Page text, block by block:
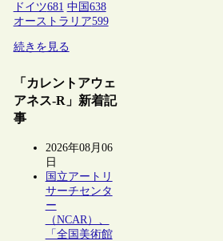
ドイツ681 中国 638
オーストラリア599
続きを見る
「カレントアウェ
アネス-R」新着記
事
2026年08月06
日
国立アートリ
サーチセンタ
ー
（NCAR）、
「全国美術館